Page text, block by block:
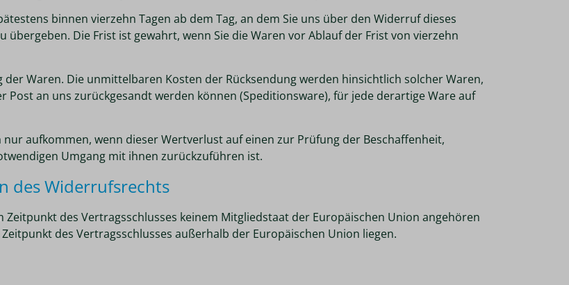
binnen vierzehn Tagen ab dem Tag, an dem Sie uns über den Widerruf dieses
Die Frist ist gewahrt, wenn Sie die Waren vor Ablauf der Frist von vierzehn
Waren. Die unmittelbaren Kosten der Rücksendung werden hinsichtlich solcher Waren,
an uns zurückgesandt werden können (Speditionsware), für jede derartige Ware auf
aufkommen, wenn dieser Wertverlust auf einen zur Prüfung der Beschaffenheit,
Umgang mit ihnen zurückzuführen ist.
des Widerrufsrechts
des Vertragsschlusses keinem Mitgliedstaat der Europäischen Union angehören
des Vertragsschlusses außerhalb der Europäischen Union liegen.